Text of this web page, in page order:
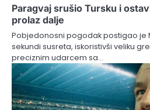
Paragvaj srušio Tursku i
prolaz dalje
Pobjedonosni pogodak postigao je
sekundi susreta, iskoristivši veliku
preciznim udarcem sa…